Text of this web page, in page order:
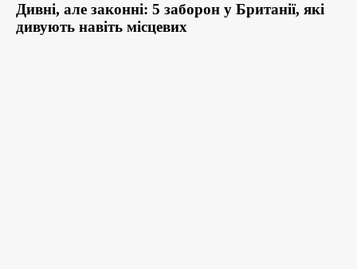
Дивні, але законні: 5 заборон у Британії, які
дивують навіть місцевих